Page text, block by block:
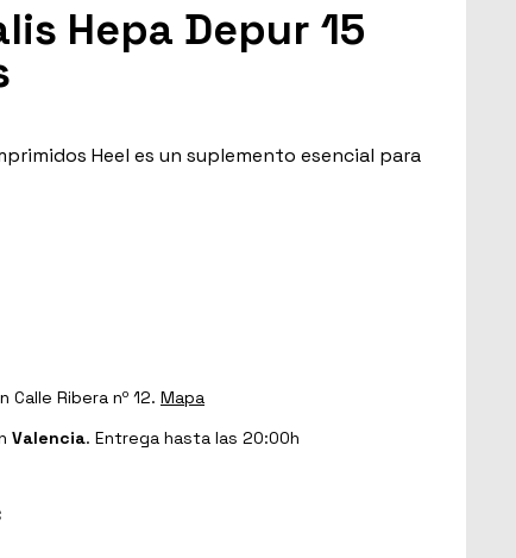
Hepa Depur 15
Heel es un suplemento esencial para
Calle Ribera nº 12. Mapa
Valencia. Entrega hasta las 20:00h